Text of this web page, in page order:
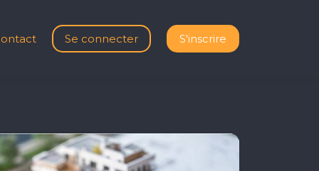
Se connecter S'inscrire